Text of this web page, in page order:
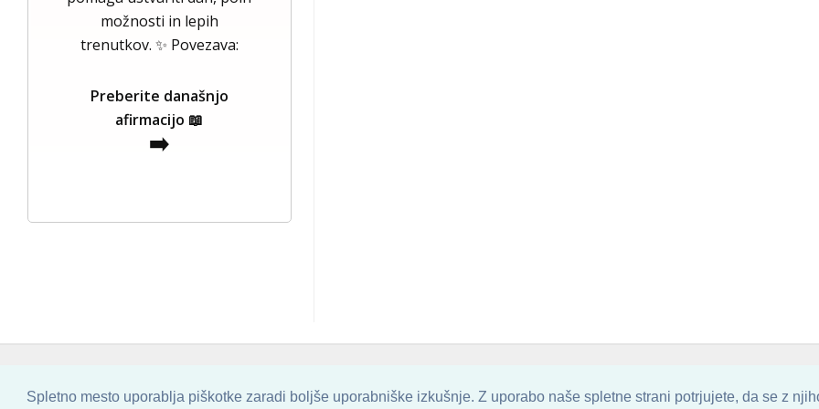
Spletno mesto uporablja piškotke zaradi boljše uporabniške izkušnje. Z uporabo naše spletne strani potrjujete, da se z
možnosti in lepih
trenutkov. ✨ Povezava:
Preberite današnjo
afirmacijo 📖
➡️
COPYRIGHT © 2013 - 2026 BYSKINBASE. ALL ARTWORK ARE UPLOADED AND COPYRIGHTED TO ITS AUTHOR.